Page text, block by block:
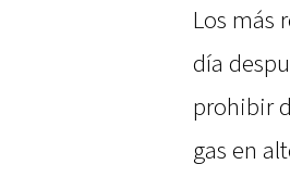
Los más
día
prohibir
gas en